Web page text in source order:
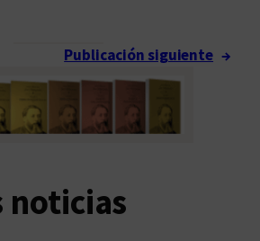
Publicación siguiente →
noticias